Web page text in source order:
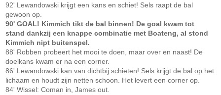
92' Lewandowski krijgt een kans en schiet! Sels raapt de bal
gewoon op.
90' GOAL! Kimmich tikt de bal binnen! De goal kwam tot
stand dankzij een knappe combinatie met Boateng, al stond
Kimmich nipt buitenspel.
88' Robben probeert het mooi te doen, maar over en naast! De
doelkans kwam er na een corner.
86' Lewandowski kan van dichtbij schieten! Sels krijgt de bal op het
lichaam en houdt zijn netten schoon. Het levert een corner op.
84' Wissel: Coman in, James out.